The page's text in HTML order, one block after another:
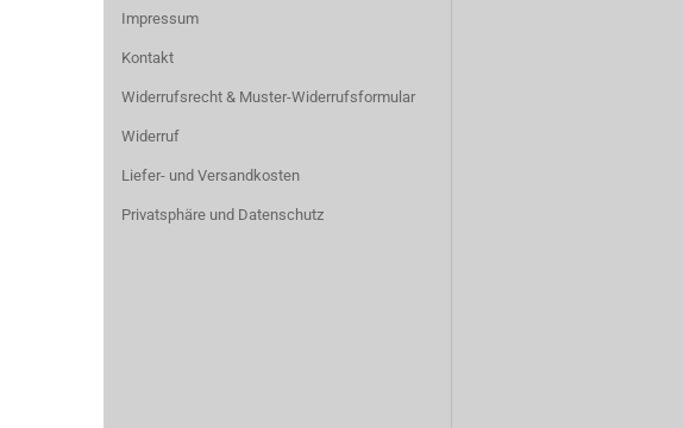
Impressum
Kontakt
Widerrufsrecht & Muster-Widerrufsformular
Widerruf
Liefer- und Versandkosten
Privatsphäre und Datenschutz